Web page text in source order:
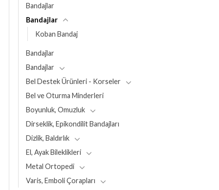
Bandajlar
Bandajlar
Koban Bandaj
Bandajlar
Bandajlar
Bel Destek Ürünleri - Korseler
Bel ve Oturma Minderleri
Boyunluk, Omuzluk
Dirseklik, Epikondilit Bandajları
Dizlik, Baldırlık
El, Ayak Bileklikleri
Metal Ortopedi
Varis, Emboli Çorapları